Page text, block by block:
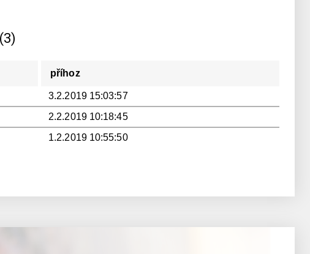
příhoz
3.2.2019 15:03:57
2.2.2019 10:18:45
1.2.2019 10:55:50